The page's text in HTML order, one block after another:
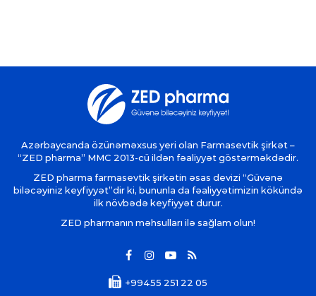
Azərbaycanda özünəməxsus yeri olan Farmasevtik şirkət –
“ZED pharma” MMC 2013-cü ildən fəaliyyət göstərməkdədir.
ZED pharma farmasevtik şirkətin əsas devizi “Güvənə
biləcəyiniz keyfiyyət”dir ki, bununla da fəaliyyətimizin kökündə
ilk növbədə keyfiyyət durur.
ZED pharmanın məhsulları ilə sağlam olun!
+99455 251 22 05